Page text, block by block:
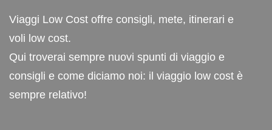
Viaggi Low Cost offre consigli, mete, itinerari e
voli low cost.
Qui troverai sempre nuovi spunti di viaggio e
consigli e come diciamo noi: il viaggio low cost è
sempre relativo!